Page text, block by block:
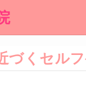
づくセルフ